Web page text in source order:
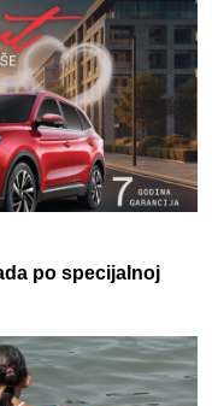
po specijalnoj